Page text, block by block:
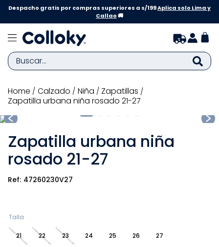
Despacho gratis por compras superiores a s/199Aplica solo Lima y
Callao🚚
Buscar...
calzado niña
zapatillas
Zapatilla urbana niña rosado 21-27
Zapatilla urbana niña
rosado 21-27
47260230V27
Talla
21 22 23 24 25 26 27
TÉRMINOS MÁS BUSCADOS
1.
zapatillas niña
2.
3.
medias
4.
sandalias
pijama